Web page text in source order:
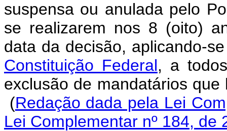
suspensa ou anulada pelo
se realizarem nos 8 (oito)
data da decisão, aplicando-
Constituição Federal, a
exclusão de mandatários
(Redação dada pela Lei
Lei Complementar nº 184, de